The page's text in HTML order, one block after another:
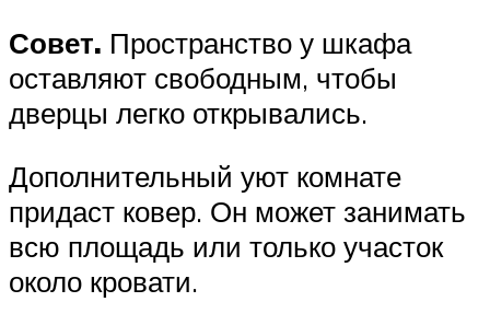
Совет. Пространство у шкафа
оставляют свободным, чтобы
дверцы легко открывались.
Дополнительный уют комнате
придаст ковер. Он может занимать
всю площадь или только участок
около кровати.